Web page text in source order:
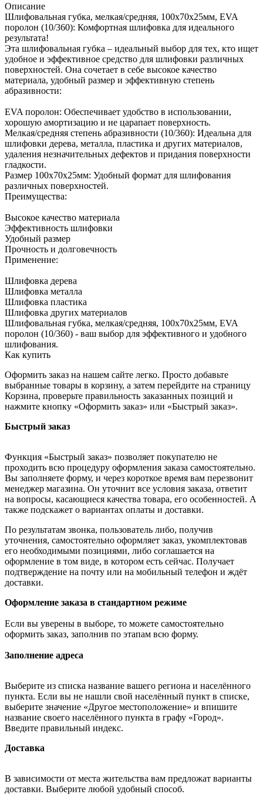
Описание
Шлифовальная губка, мелкая/средняя, 100x70x25мм, EVA
поролон (10/360): Комфортная шлифовка для идеального
результата!
Эта шлифовальная губка – идеальный выбор для тех, кто ищет
удобное и эффективное средство для шлифовки различных
поверхностей. Она сочетает в себе высокое качество
материала, удобный размер и эффективную степень
абразивности:
EVA поролон: Обеспечивает удобство в использовании,
хорошую амортизацию и не царапает поверхность.
Мелкая/средняя степень абразивности (10/360): Идеальна для
шлифовки дерева, металла, пластика и других материалов,
удаления незначительных дефектов и придания поверхности
гладкости.
Размер 100x70x25мм: Удобный формат для шлифования
различных поверхностей.
Преимущества:
Высокое качество материала
Эффективность шлифовки
Удобный размер
Прочность и долговечность
Применение:
Шлифовка дерева
Шлифовка металла
Шлифовка пластика
Шлифовка других материалов
Шлифовальная губка, мелкая/средняя, 100x70x25мм, EVA
поролон (10/360) - ваш выбор для эффективного и удобного
шлифования.
Как купить
Оформить заказ на нашем сайте легко. Просто добавьте
выбранные товары в корзину, а затем перейдите на страницу
Корзина, проверьте правильность заказанных позиций и
нажмите кнопку «Оформить заказ» или «Быстрый заказ».
Быстрый заказ
Функция «Быстрый заказ» позволяет покупателю не
проходить всю процедуру оформления заказа самостоятельно.
Вы заполняете форму, и через короткое время вам перезвонит
менеджер магазина. Он уточнит все условия заказа, ответит
на вопросы, касающиеся качества товара, его особенностей. А
также подскажет о вариантах оплаты и доставки.
По результатам звонка, пользователь либо, получив
уточнения, самостоятельно оформляет заказ, укомплектовав
его необходимыми позициями, либо соглашается на
оформление в том виде, в котором есть сейчас. Получает
подтверждение на почту или на мобильный телефон и ждёт
доставки.
Оформление заказа в стандартном режиме
Если вы уверены в выборе, то можете самостоятельно
оформить заказ, заполнив по этапам всю форму.
Заполнение адреса
Выберите из списка название вашего региона и населённого
пункта. Если вы не нашли свой населённый пункт в списке,
выберите значение «Другое местоположение» и впишите
название своего населённого пункта в графу «Город».
Введите правильный индекс.
Доставка
В зависимости от места жительства вам предложат варианты
доставки. Выберите любой удобный способ.